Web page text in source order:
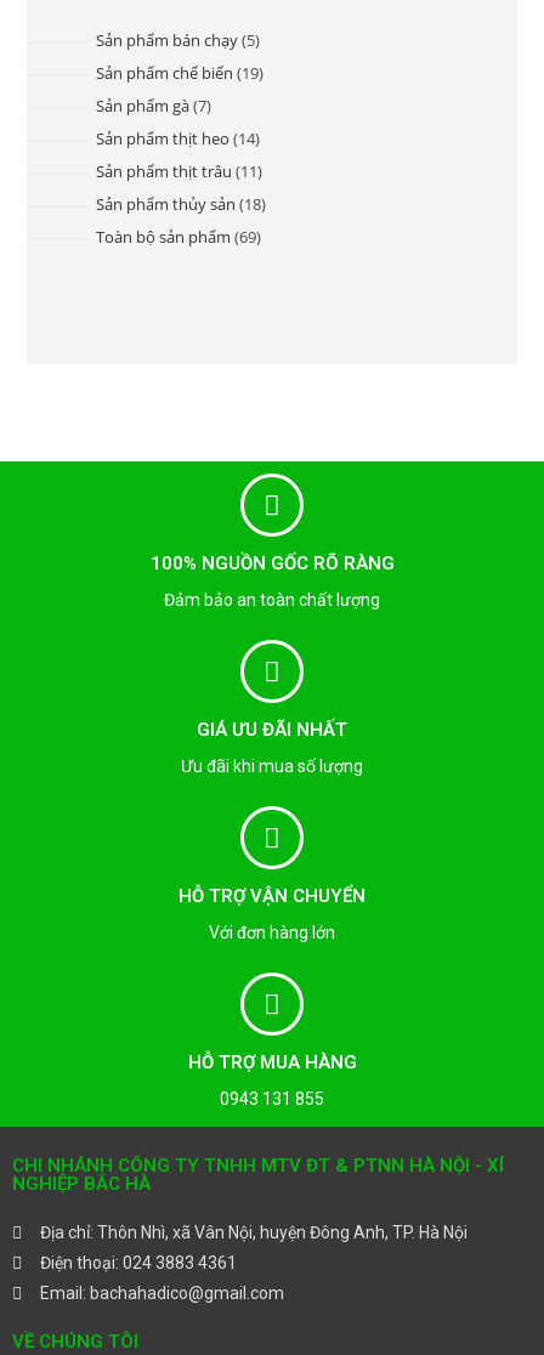
Sản phẩm bán chạy 5
Sản phẩm chế biến 19
Sản phẩm gà 7
Sản phẩm thịt heo 14
Sản phẩm thịt trâu 11
Sản phẩm thủy sản 18
Toàn bộ sản phẩm 69
100% NGUỒN GỐC RÕ RÀNG
Đảm bảo an toàn chất lượng
GIÁ ƯU ĐÃI NHẤT
Ưu đãi khi mua số lượng
HỖ TRỢ VẬN CHUYỂN
Với đơn hàng lớn
HỖ TRỢ MUA HÀNG
0943 131 855
CHI NHÁNH CÔNG TY TNHH MTV ĐT & PTNN HÀ NỘI - XÍ
NGHIỆP BẮC HÀ
Địa chỉ: Thôn Nhì, xã Vân Nội, huyện Đông Anh, TP. Hà Nội
Điện thoại: 024 3883 4361
Email: bachahadico@gmail.com
VỀ CHÚNG TÔI